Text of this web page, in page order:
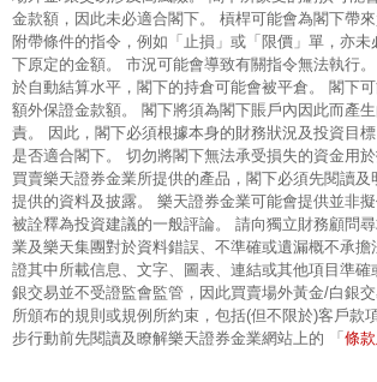
金款額，因此未必適合閣下。 槓桿可能會為閣下帶
附帶條件的指令，例如「止損」或「限價」單，亦未
下原定的金額。 市況可能會導致有關指令無法執行
於自動結算水平，閣下的持倉可能會被平倉。 閣下
額外保證金款額。 閣下將須為閣下賬戶內因此而產
責。 因此，閣下必須根據本身的財務狀況及投資目
是否適合閣下。 切勿將閣下無法承受損失的資金用
買賣樂天證券金業所提供的產品，閣下必須先閱讀
提供的資料及披露。 樂天證券金業可能會提供並非
被詮釋為投資建議的一般評論。 請向獨立財務顧問
業及樂天集團對於資料錯誤、不準確或遺漏概不承擔
證其中所載信息、文字、圖表、連結或其他項目準確
銀交易並不受證監會監管，因此買賣場外黃金/白銀
所頒布的規則或規例所約束，包括(但不限於)客戶款
步行動前先閱讀及瞭解樂天證券金業網站上的 「 條